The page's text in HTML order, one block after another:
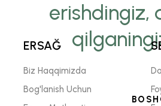
erishdingiz,
ERSAĞ
Biz Haqqimizda
Bog'lanish Uchun